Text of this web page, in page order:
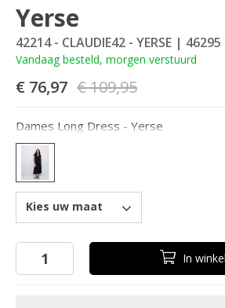
Yerse
42214 - CLAUDIE42 - YERSE | 46295
Vandaag besteld, morgen verstuurd
€ 109,95
€ 76,97
Dames Long Dress - Yerse
Kies uw maat
In